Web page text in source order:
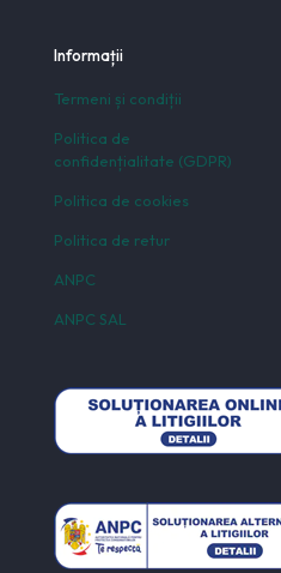
Informații
Termeni și condiții
Politica de
confidențialitate (GDPR)
Politica de cookies
Politica de retur
ANPC
ANPC SAL